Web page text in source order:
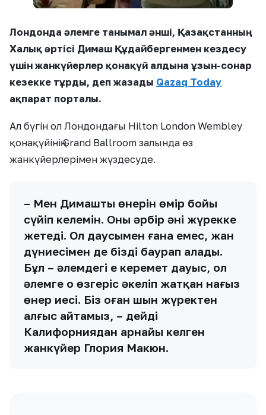
Лондонда әлемге танымал әнші, Қазақстанның
Халық әртісі Димаш Құдайбергенмен кездесу
үшін жанкүйерлер қонақүй алдына ұзын-сонар
кезекке тұрды, деп жазады Qazaq Today
ақпарат порталы.
Ал бүгін ол Лондондағы Hilton London Wembley
қонақүйінің Grand Ballroom залында өз
жанкүйерлерімен жүздесуде.
– Мен Димаштың өнерін өмір бойы
сүйіп келемін. Оның әрбір әні жүрекке
жетеді. Ол даусымен ғана емес, жан
дүниесімен де бізді баурап алады.
Бұл – әлемдегі ең керемет дауыс, ол
әлемге оң өзгеріс әкеліп жатқан нағыз
өнер иесі. Біз оған шын жүректен
алғыс айтамыз, – дейді
Калифорниядан арнайы келген
жанкүйер Глория Макюн.